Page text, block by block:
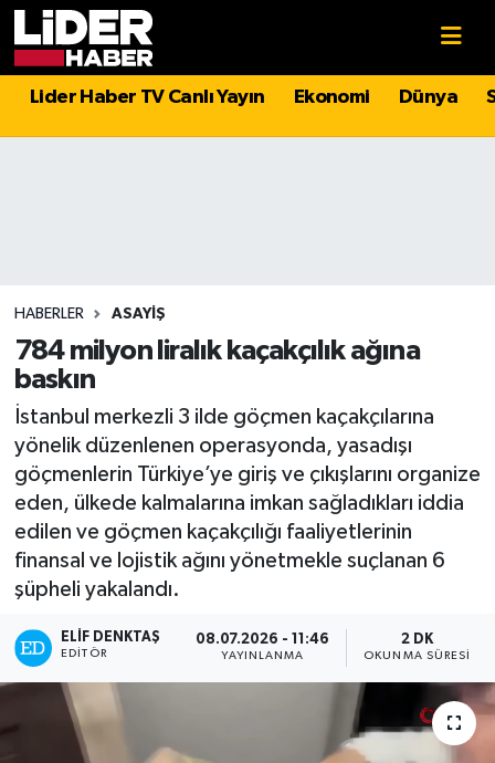
Lider Haber TV Canlı Yayın Ekonomi Dünya
HABERLER ASAYIŞ
784 milyon liralık kaçakçılık ağına
baskın
İstanbul merkezli 3 ilde göçmen kaçakçılarına
yönelik düzenlenen operasyonda, yasadışı
göçmenlerin Türkiye’ye giriş ve çıkışlarını organize
eden, ülkede kalmalarına imkan sağladıkları iddia
edilen ve göçmen kaçakçılığı faaliyetlerinin
finansal ve lojistik ağını yönetmekle suçlanan 6
şüpheli yakalandı.
ELIF DENKTAŞ
EDITÖR
08.07.2026 - 11:46
YAYINLANMA
2 DK
OKUNMA SÜRESI
Politika
Magazin
Spor
Sağlık
Teknoloji
Turizm
Kültür - Sanat
Lider Haber TV Canlı Yayın izle
Hava Durumu
Süper Lig Puan Durumu ve Fikstür
Tüm Manşetler
Son Dakika Haberleri
Haber Arşivi